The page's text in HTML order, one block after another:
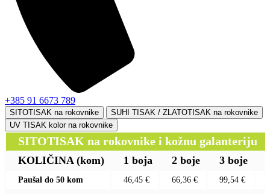
+385 91 6673 789
SITOTISAK na rokovnike
SUHI TISAK / ZLATOTISAK na rokovnike
UV TISAK kolor na rokovnike
SITOTISAK na rokovnike i kožnu galanteriju
KOLIČINA (kom) 1 boja 2 boje 3 boje
Paušal do 50 kom 46,45 € 66,36 € 99,54 €